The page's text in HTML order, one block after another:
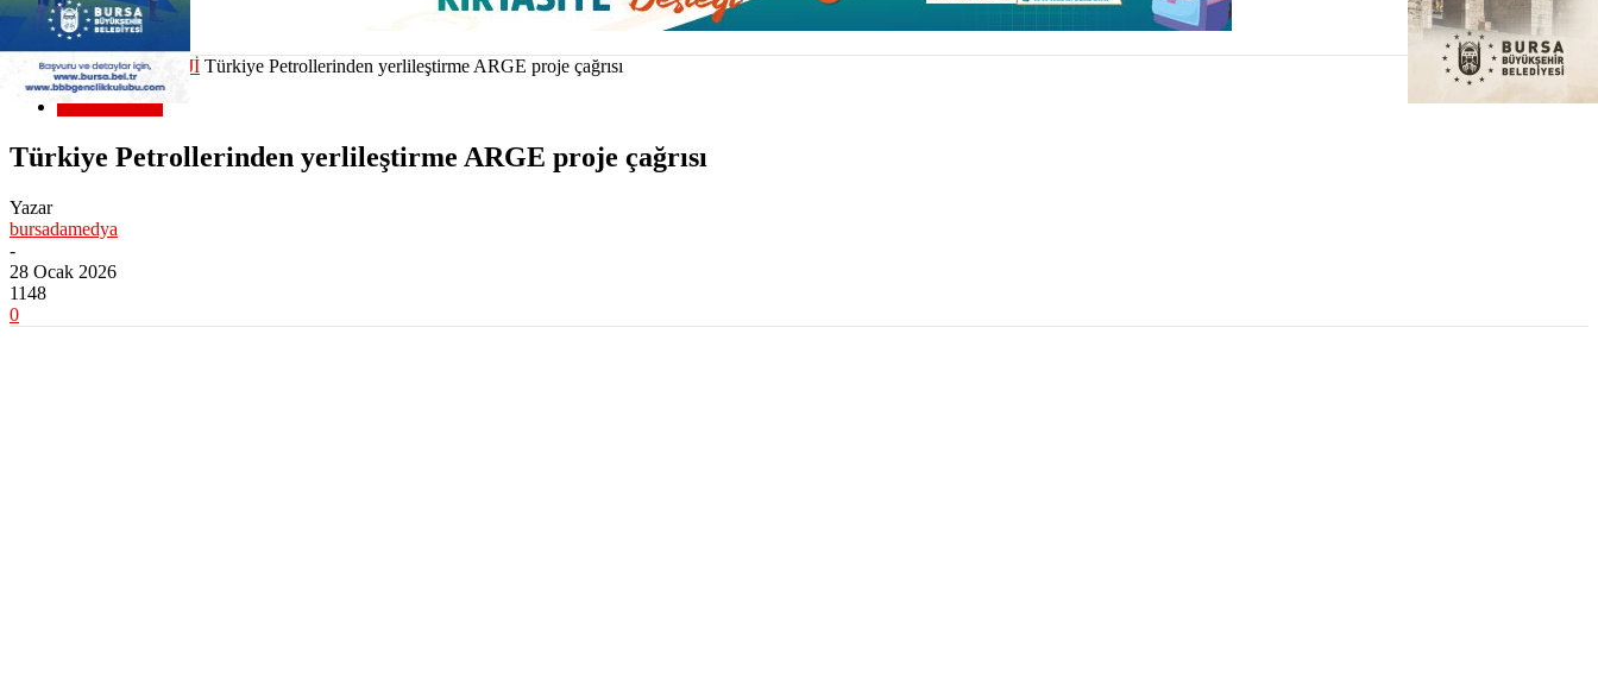
Ana Sayfa TEKNOLOJİ Türkiye Petrollerinden yerlileştirme ARGE proje çağrısı
TEKNOLOJİ
Türkiye Petrollerinden yerlileştirme ARGE proje çağrısı
Yazar
bursadamedya
-
28 Ocak 2026
1148
0